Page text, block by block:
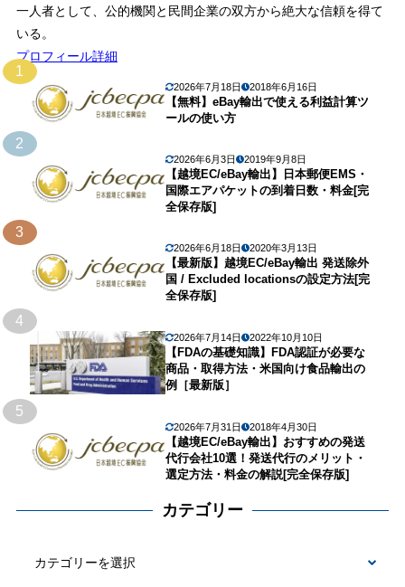
一人者として、公的機関と民間企業の双方から絶大な信頼を得て
いる。
プロフィール詳細
1
2026年7月18日 2018年6月16日
【無料】eBay輸出で使える利益計算ツ
ールの使い方
2
2026年6月3日 2019年9月8日
【越境EC/eBay輸出】日本郵便EMS・
国際エアパケットの到着日数・料金[完
全保存版]
3
2026年6月18日 2020年3月13日
【最新版】越境EC/eBay輸出 発送除外
国 / Excluded locationsの設定方法[完
全保存版]
4
2026年7月14日 2022年10月10日
【FDAの基礎知識】FDA認証が必要な
商品・取得方法・米国向け食品輸出の
例［最新版］
5
2026年7月31日 2018年4月30日
【越境EC/eBay輸出】おすすめの発送
代行会社10選！発送代行のメリット・
選定方法・料金の解説[完全保存版]
カテゴリー